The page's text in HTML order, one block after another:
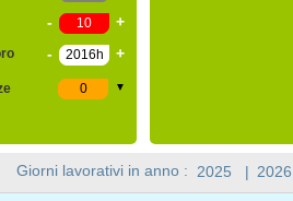
- +
- +
▼
Giorni lavorativi in anno : 2025 | 2026